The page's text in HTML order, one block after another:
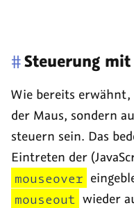
#Steuerung mit
Wie bereits erwähnt,
der Maus, sondern
steuern sein. Das
Eintreten der
mouseover
mouseout wieder